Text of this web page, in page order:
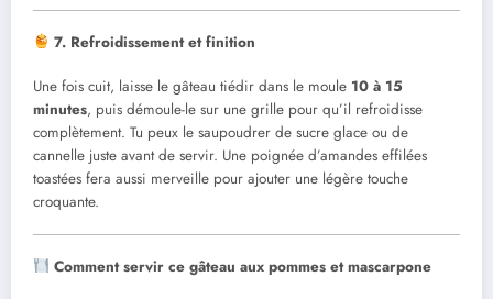
7. Refroidissement et finition
Une fois cuit, laisse le gâteau tiédir dans le moule 10 à 15
minutes, puis démoule-le sur une grille pour qu’il refroidisse
complètement. Tu peux le saupoudrer de sucre glace ou de
cannelle juste avant de servir. Une poignée d’amandes effilées
toastées fera aussi merveille pour ajouter une légère touche
croquante.
Comment servir ce gâteau aux pommes et mascarpone